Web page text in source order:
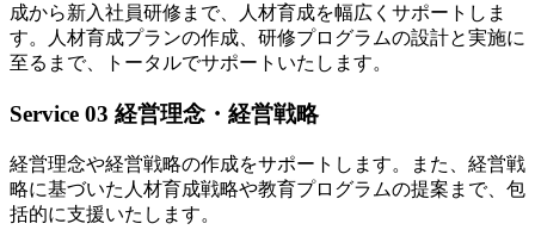
成から新入社員研修まで、人材育成を幅広くサポートしま
す。人材育成プランの作成、研修プログラムの設計と実施に
至るまで、トータルでサポートいたします。
Service 03 経営理念・経営戦略
経営理念や経営戦略の作成をサポートします。また、経営戦
略に基づいた人材育成戦略や教育プログラムの提案まで、包
括的に支援いたします。